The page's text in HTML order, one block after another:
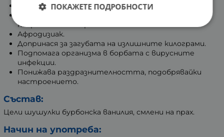
Регулира кръвното налягане.
напрежение и стрес.
Афродизиак.
Допринася за загубата на излишните килограми.
Подпомага организма в борбата с вирусните
инфекции.
Понижава раздразнителността, подобрявайки
настроението.
Състав:
Цели шушулки бурбонска ванилия, смлени на прах.
Начин на употреба:
ПОКАЖЕТЕ ПОДРОБНОСТИ